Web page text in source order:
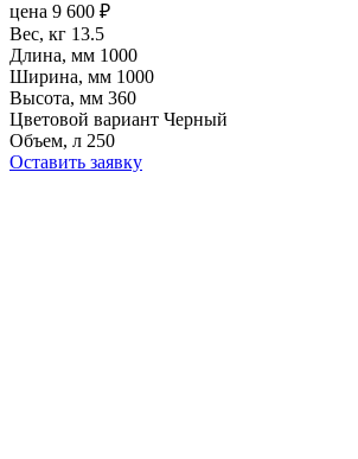
цена 9 600 ₽
Вес, кг 13.5
Длина, мм 1000
Ширина, мм 1000
Высота, мм 360
Цветовой вариант Черный
Объем, л 250
Оставить заявку